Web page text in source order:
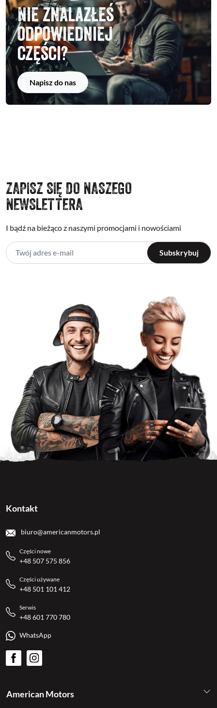
Nie znalazłeś
odpowiedniej
części?
Napisz do nas
ZAPISZ SIĘ DO NASZEGO
NEWSLETTERA
I bądź na bieżąco z naszymi promocjami i nowościami
American Motors
Kontakt
biuro@americanmotors.pl
Części nowe
+48 507 575 856
Części używane
+48 501 101 412
Serwis
+48 601 770 780
WhatsApp